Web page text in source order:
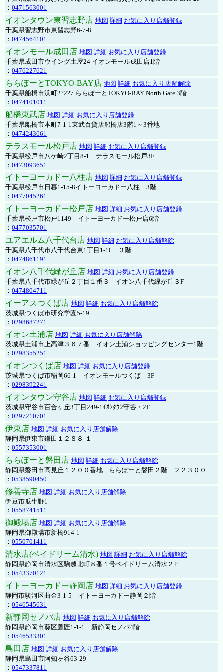
： 0471563001
イオンタウン東習志野店 地図 詳細 お気に入り店舗登録
千葉県習志野市東習志野6-7-8
： 0474564101
イオンモール成田店 地図 詳細 お気に入り店舗登録
千葉県成田市ウイング土屋24 イオンモール成田店1階
： 0476227621
ららぽーとTOKYO-BAY店 地図 詳細 お気に入り店舗解除
千葉県船橋市浜町2?2?7 ららぽーとTOKYO-BAY North Gate 3階
： 0474101011
船橋東武店 地図 詳細 お気に入り店舗登録
千葉県船橋市本町7-1-1東武百貨店船橋店3階1～3番地
： 0474243661
テラスモール松戸店 地図 詳細 お気に入り店舗登録
千葉県松戸市八ケ崎2丁目8-1 テラスモール松戸3F
： 0473093651
イトーヨーカドー八柱店 地図 詳細 お気に入り店舗登録
千葉県松戸市日暮1-15-8イトーヨーカドー八柱 3階
： 0477045261
イトーヨーカドー松戸店 地図 詳細 お気に入り店舗登録
千葉県松戸市松戸1149 イトーヨーカドー松戸店6階
： 0477035701
ユアエルム八千代台店 地図 詳細 お気に入り店舗解除
千葉県八千代市八千代台東1丁目1-10 ３階
： 0474861191
イオン八千代緑が丘店 地図 詳細 お気に入り店舗登録
千葉県八千代市緑が丘２丁目１番３ イオン八千代緑が丘３F
： 0474804711
イーアスつくば店 地図 詳細 お気に入り店舗解除
茨城県つくば市研究学園5-19
： 0298687271
イオン土浦店 地図 詳細 お気に入り店舗解除
茨城県土浦市上高津３６７番 イオン土浦ショッピングセンター1階
： 0298355251
イオンつくば店 地図 詳細 お気に入り店舗登録
茨城県つくば市稲岡66-1 イオンモールつくば 3F
： 0298392241
イオンタウン守谷店 地図 詳細 お気に入り店舗登録
茨城県守谷市百合ヶ丘3丁目249-1ｲｵﾝﾀｳﾝ守谷・2F
： 0297210701
伊東店 地図 詳細 お気に入り店舗解除
静岡県伊東市鎌田１２８８-１
： 0557353001
ららぽーと磐田店 地図 詳細 お気に入り店舗解除
静岡県磐田市高見丘１２００番地 ららぽーと磐田２階 ２２３００
： 0538590450
修善寺店 地図 詳細 お気に入り店舗解除
伊豆市瓜生野1
： 0558741511
御殿場店 地図 詳細 お気に入り店舗解除
静岡県御殿場市新橋914-1
： 0550701411
清水店(ベイドリーム清水) 地図 詳細 お気に入り店舗解除
静岡県静岡市清水区駒越北町８番１号ベイドリーム清水２Ｆ
： 0543370121
イトーヨーカドー静岡店 地図 詳細 お気に入り店舗登録
静岡市駿河区曲金3-1-5 イトーヨーカドー静岡２階
： 0546545631
新静岡セノバ店 地図 詳細 お気に入り店舗解除
静岡県静岡市葵区鷹匠1-1-1 新静岡セノバ4階
： 0546533301
島田店 地図 詳細 お気に入り店舗解除
静岡県島田市阿知ヶ谷63-29
： 0547337811